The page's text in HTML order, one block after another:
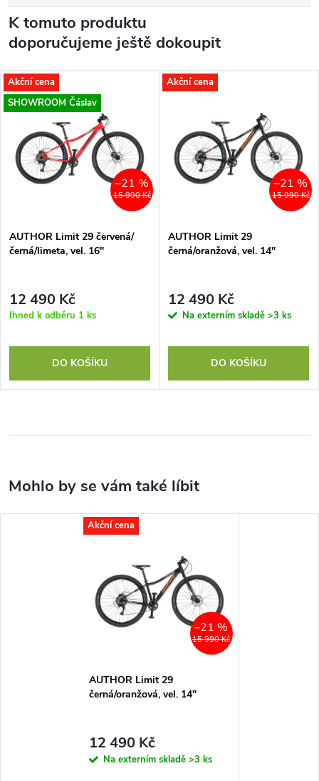
K tomuto produktu
doporučujeme ještě dokoupit
Akční cena
SHOWROOM Čáslav
15 990 Kč
–21 %
AUTHOR Limit 29 červená/
černá/limeta, vel. 16"
12 490 Kč
Ihned k odběru 1 ks
DO KOŠÍKU
Akční cena
15 990 Kč
–21 %
AUTHOR Limit 29
černá/oranžová, vel. 14"
12 490 Kč
Na externím skladě >3 ks
DO KOŠÍKU
Akční cena
15 990 Kč
–21 %
AUTHOR Limit 29
černá/oranžová, vel. 14"
12 490 Kč
Na externím skladě >3 ks